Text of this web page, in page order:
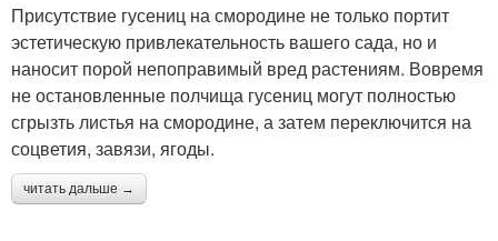
Присутствие гусениц на смородине не только портит
эстетическую привлекательность вашего сада, но и
наносит порой непоправимый вред растениям. Вовремя
не остановленные полчища гусениц могут полностью
сгрызть листья на смородине, а затем переключится на
соцветия, завязи, ягоды.
читать дальше →